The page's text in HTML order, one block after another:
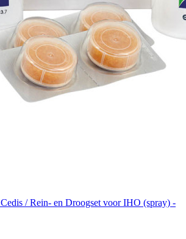
Cedis / Rein- en Droogset voor IHO (spray) -